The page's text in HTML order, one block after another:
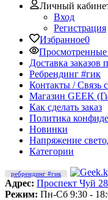
Личный
Вход
Регистрация
Избранное0
Доставка
Ребрендинг #гик
Контакты / Связь
Магазин GEEK
Как сделать заказ
Политика
Новинки
Напряжение
Категории
ребрендинг #гик
Адрес: Проспект Чуй
Режим: Пн-Сб 9:30 -